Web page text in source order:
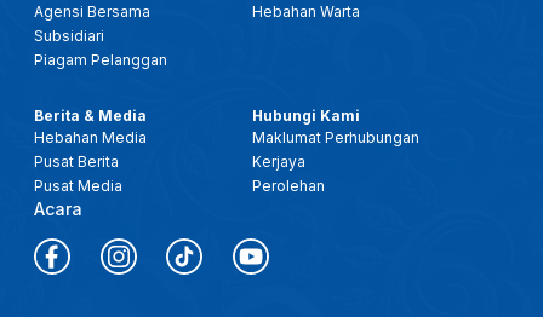
Agensi Bersama
Subsidiari
Piagam Pelanggan
Hebahan Warta
Berita & Media
Hebahan Media
Pusat Berita
Pusat Media
Acara
Hubungi Kami
Maklumat Perhubungan
Kerjaya
Perolehan